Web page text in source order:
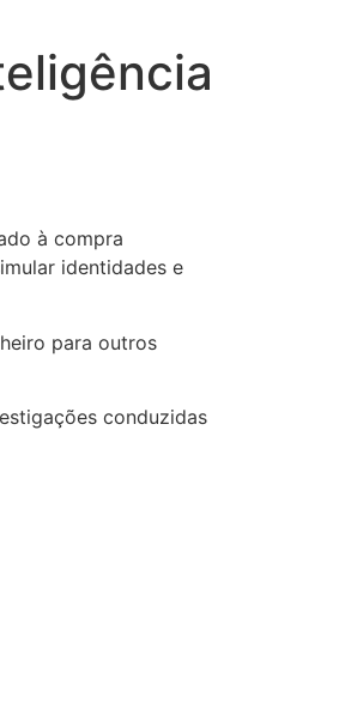
à compra
identidades e
para outros
conduzidas